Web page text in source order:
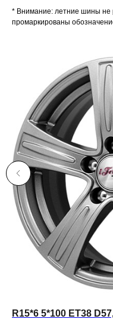
* Внимание: летние шины не
промаркированы
R15*6 5*100 ET38